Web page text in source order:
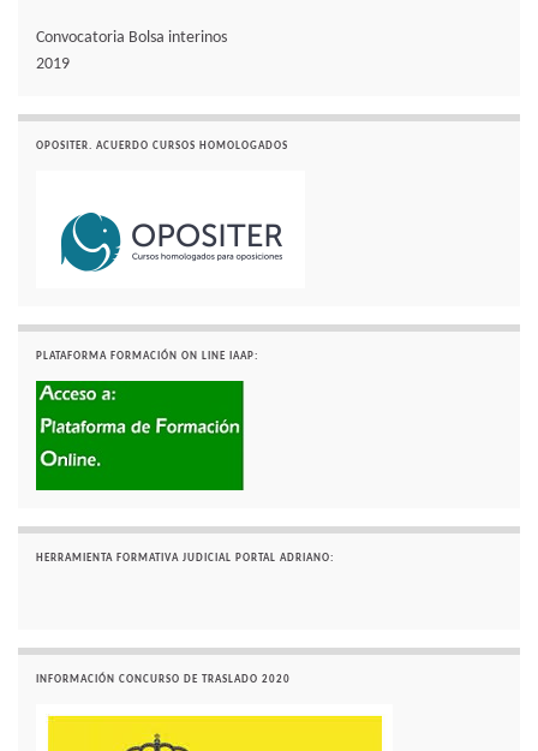
Convocatoria Bolsa interinos
2019
OPOSITER. ACUERDO CURSOS HOMOLOGADOS
PLATAFORMA FORMACIÓN ON LINE IAAP:
HERRAMIENTA FORMATIVA JUDICIAL PORTAL ADRIANO:
INFORMACIÓN CONCURSO DE TRASLADO 2020